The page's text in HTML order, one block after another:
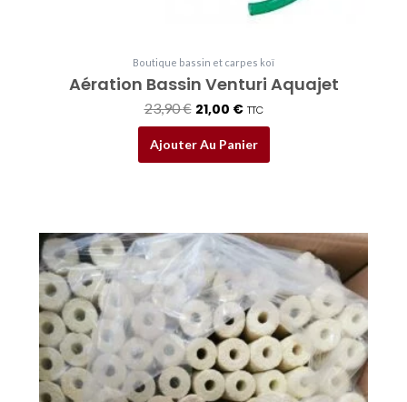
Boutique bassin et carpes koï
Aération Bassin Venturi Aquajet
23,90€ 21,00 € TTC
Ajouter Au Panier